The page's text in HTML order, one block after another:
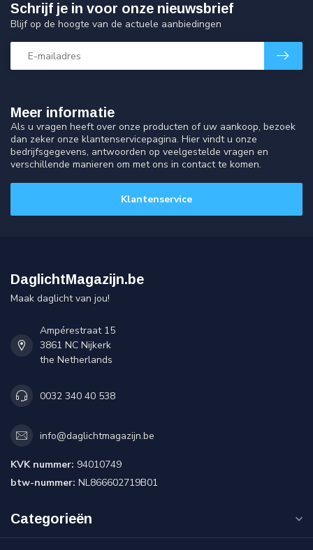
Meer informatie
Als u vragen heeft over onze producten of uw aankoop, bezoek
dan zeker onze klantenservicepagina. Hier vindt u onze
bedrijfsgegevens, antwoorden op veelgestelde vragen en
verschillende manieren om met ons in contact te komen.
Klantenservice
Schrijf je in voor onze nieuwsbrief
Blijf op de hoogte van de actuele aanbiedingen
DaglichtMagazijn.be
Maak daglicht van jou!
Ampérestraat 15
3861 NC Nijkerk
the Netherlands
0032 340 40 538
info@daglichtmagazijn.be
KVK nummer: 94010749
btw-nummer: NL866602719B01
Categorieën